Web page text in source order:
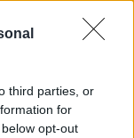
third parties, or
for
opt-out